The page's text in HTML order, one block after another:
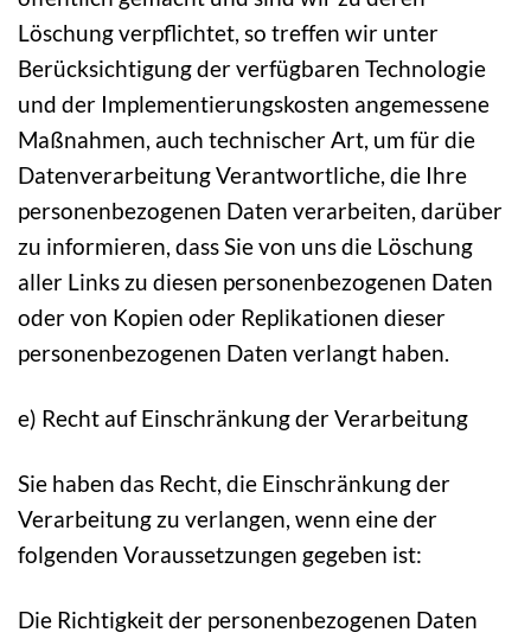
Löschung verpflichtet, so treffen wir unter
Berücksichtigung der verfügbaren Technologie
und der Implementierungskosten angemessene
Maßnahmen, auch technischer Art, um für die
Datenverarbeitung Verantwortliche, die Ihre
personenbezogenen Daten verarbeiten, darüber
zu informieren, dass Sie von uns die Löschung
aller Links zu diesen personenbezogenen Daten
oder von Kopien oder Replikationen dieser
personenbezogenen Daten verlangt haben.
e) Recht auf Einschränkung der Verarbeitung
Sie haben das Recht, die Einschränkung der
Verarbeitung zu verlangen, wenn eine der
folgenden Voraussetzungen gegeben ist:
Die Richtigkeit der personenbezogenen Daten